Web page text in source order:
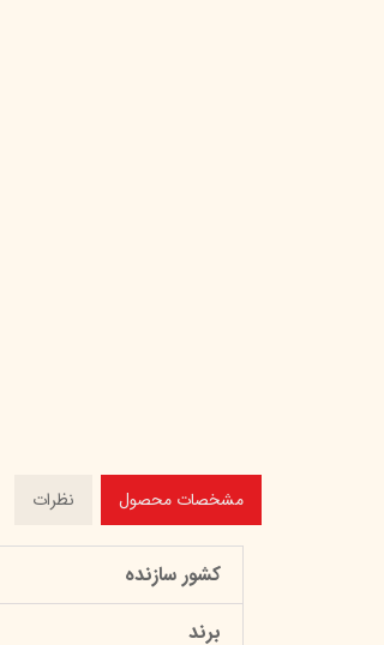
مشخصات محصول نظرات
کشور سازنده
برند